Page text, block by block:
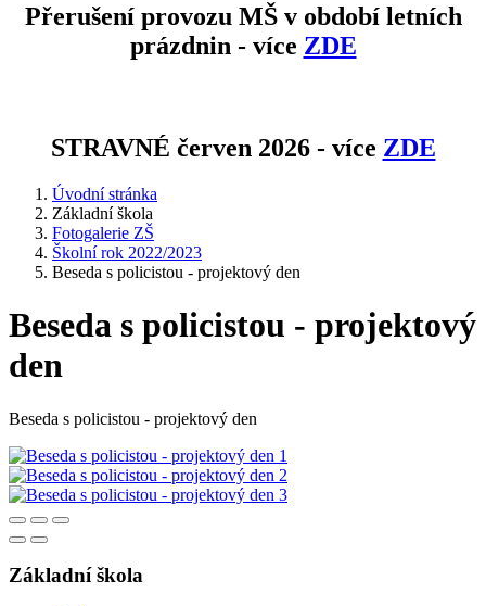
Přerušení provozu MŠ v období letních
prázdnin - více ZDE
STRAVNÉ červen 2026 - více ZDE
Úvodní stránka
Základní škola
Fotogalerie ZŠ
Školní rok 2022/2023
Beseda s policistou - projektový den
Beseda s policistou - projektový
den
Beseda s policistou - projektový den
Základní škola